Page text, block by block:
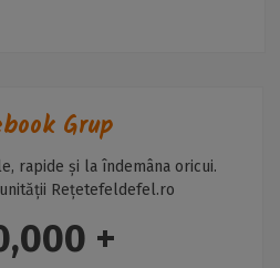
Grup
rapide și la îndemâna oricui.
Rețetefeldefel.ro
+